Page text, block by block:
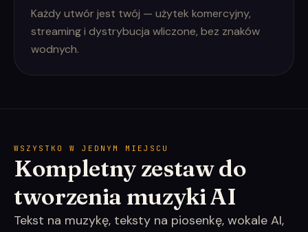
Każdy utwór jest twój — użytek komercyjny,
streaming i dystrybucja wliczone, bez znaków
wodnych.
WSZYSTKO W JEDNYM MIEJSCU
Kompletny zestaw do
tworzenia muzyki AI
Tekst na muzykę, teksty na piosenkę, wokale AI,